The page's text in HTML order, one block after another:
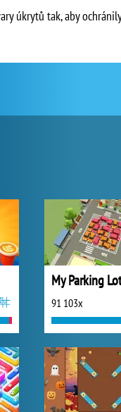
úkrytů tak, aby
My Parking
91 103x